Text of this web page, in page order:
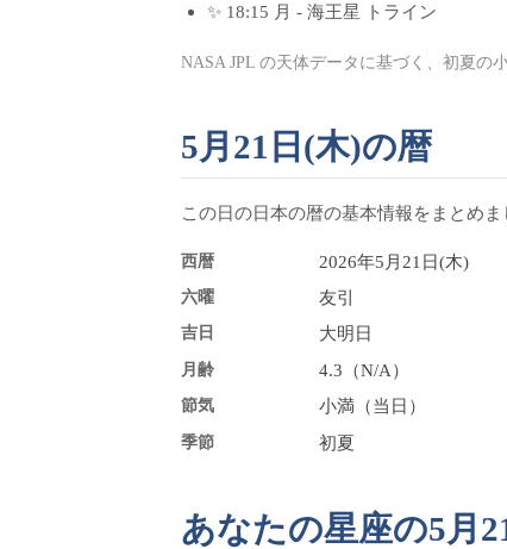
✨ 18:15 月 - 海王星 トライン
NASA JPL の天体データに基づく、初夏の
5月21日(木)の暦
この日の日本の暦の基本情報をまとめ
西暦 2026年5月21日(木)
六曜 友引
吉日 大明日
月齢 4.3（N/A）
節気 小満（当日）
季節 初夏
あなたの星座の5月